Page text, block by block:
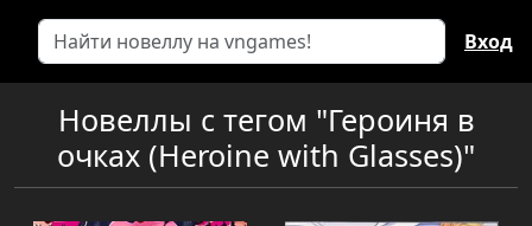
Вход
Новеллы с тегом "Героиня в
очках (Heroine with Glasses)"